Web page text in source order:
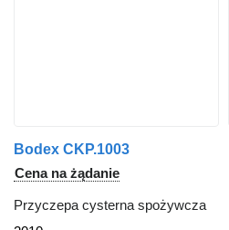
Bodex CKP.1003
Cena na żądanie
Przyczepa cysterna spożywcza